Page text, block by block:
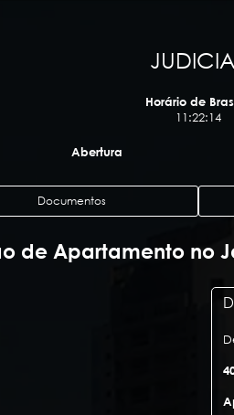
Horário de
11:22:15
Abertura
Documentos
de Apartamento no